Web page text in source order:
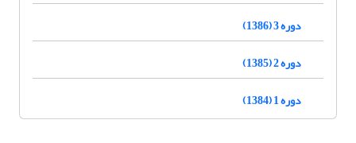
دوره 3 (1386)
دوره 2 (1385)
دوره 1 (1384)